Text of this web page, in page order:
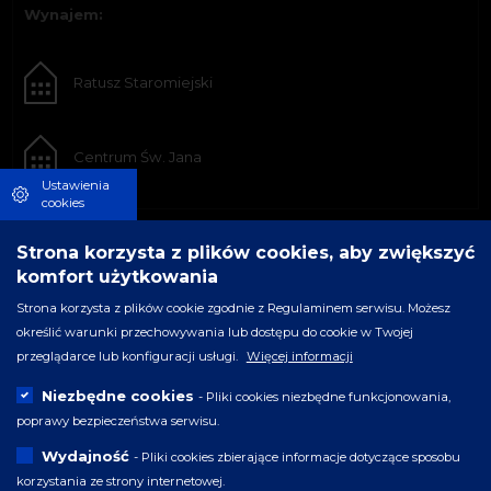
Wynajem:
Ratusz Staromiejski
Centrum Św. Jana
Ustawienia
cookies
Strona korzysta z plików cookies, aby zwiększyć
komfort użytkowania
Strona korzysta z plików cookie zgodnie z Regulaminem serwisu. Możesz
określić warunki przechowywania lub dostępu do cookie w Twojej
przeglądarce lub konfiguracji usługi.
Więcej informacji
Niezbędne cookies - Pliki cookies niezbędne funkcjonowania,
poprawy bezpieczeństwa serwisu.
Wydajność - Pliki cookies zbierające informacje dotyczące sposobu
korzystania ze strony internetowej.